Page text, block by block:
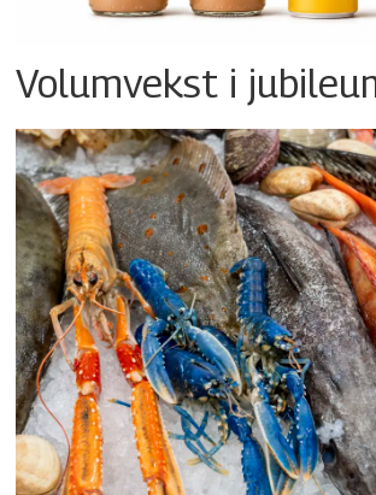
Volumvekst i